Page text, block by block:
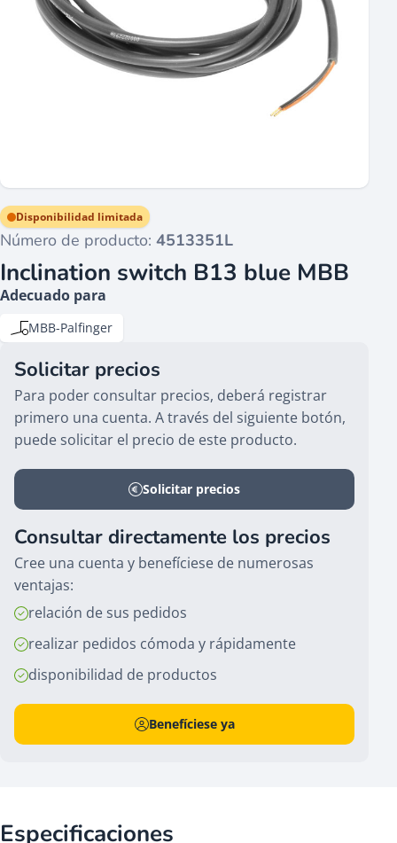
Número de producto: 4513351L
Disponibilidad limitada
Inclination switch B13 blue MBB
Adecuado para
MBB-Palfinger
Solicitar precios
Para poder consultar precios, deberá registrar
primero una cuenta. A través del siguiente botón,
puede solicitar el precio de este producto.
Solicitar precios
Consultar directamente los precios
Cree una cuenta y benefíciese de numerosas
ventajas:
relación de sus pedidos
realizar pedidos cómoda y rápidamente
disponibilidad de productos
Benefíciese ya
Especificaciones